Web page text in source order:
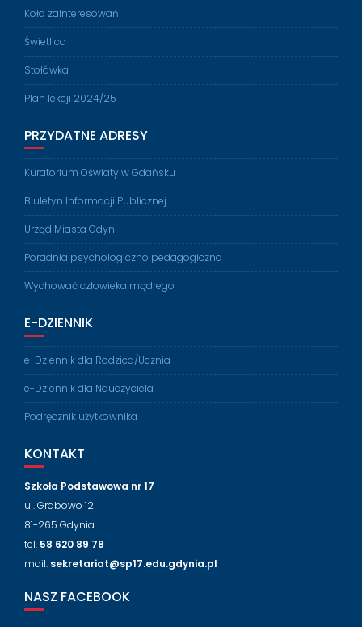
Koła zainteresowań
Świetlica
Stołówka
Plan lekcji 2024/25
PRZYDATNE ADRESY
Kuratorium Oświaty w Gdańsku
Biuletyn Informacji Publicznej
Urząd Miasta Gdyni
Poradnia psychologiczno pedagogiczna
Wychować człowieka mądrego
E-DZIENNIK
e-Dziennik dla Rodzica/Ucznia
e-Dziennik dla Nauczyciela
Podręcznik użytkownika
KONTAKT
Szkoła Podstawowa nr 17
ul. Grabowo 12
81-265 Gdynia
tel. 58 620 89 78
mail: sekretariat@sp17.edu.gdynia.pl
NASZ FACEBOOK